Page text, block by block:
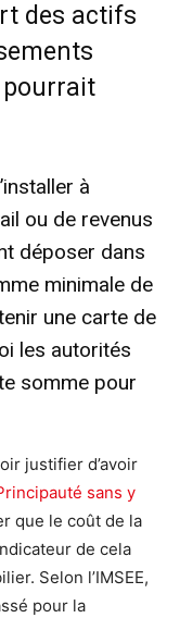
des actifs
pourrait
à
ou de revenus
déposer dans
minimale de
une carte de
les autorités
somme pour
justifier d’avoir
sans y
que le coût de la
de cela
Selon l’IMSEE,
pour la